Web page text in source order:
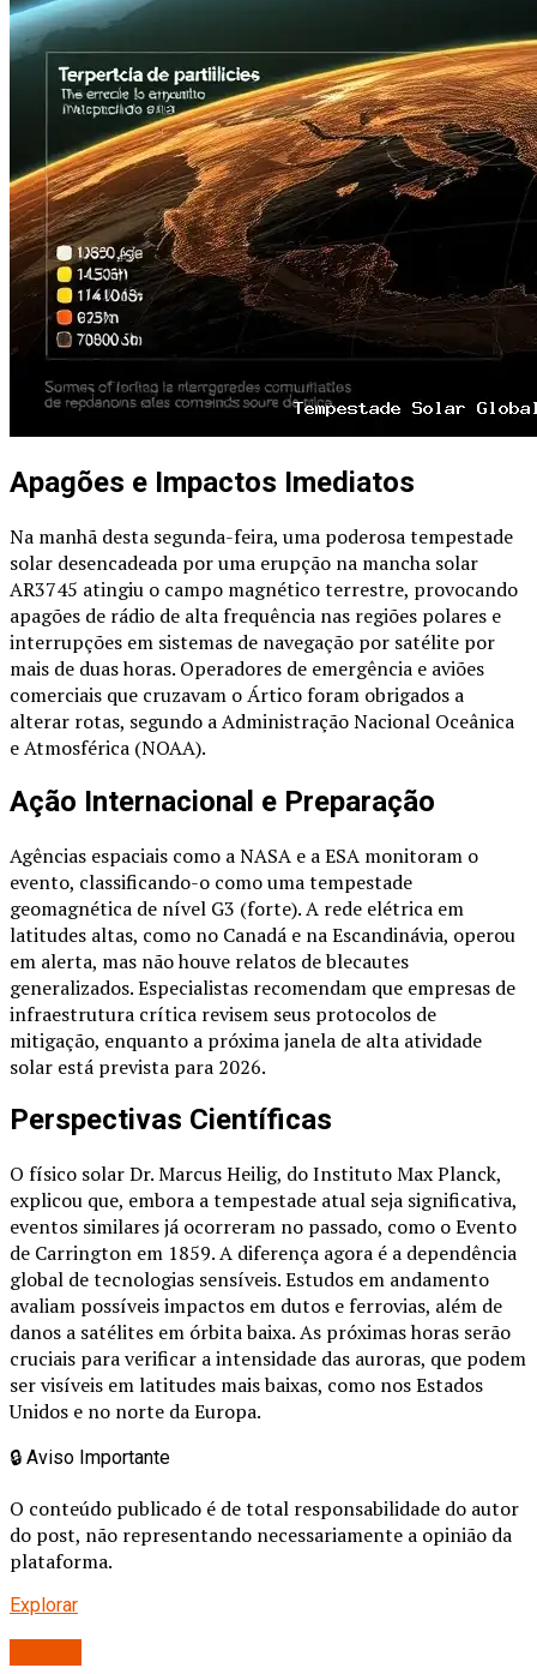
Apagões e Impactos Imediatos
Na manhã desta segunda-feira, uma poderosa tempestade
solar desencadeada por uma erupção na mancha solar
AR3745 atingiu o campo magnético terrestre, provocando
apagões de rádio de alta frequência nas regiões polares e
interrupções em sistemas de navegação por satélite por
mais de duas horas. Operadores de emergência e aviões
comerciais que cruzavam o Ártico foram obrigados a
alterar rotas, segundo a Administração Nacional Oceânica
e Atmosférica (NOAA).
Ação Internacional e Preparação
Agências espaciais como a NASA e a ESA monitoram o
evento, classificando-o como uma tempestade
geomagnética de nível G3 (forte). A rede elétrica em
latitudes altas, como no Canadá e na Escandinávia, operou
em alerta, mas não houve relatos de blecautes
generalizados. Especialistas recomendam que empresas de
infraestrutura crítica revisem seus protocolos de
mitigação, enquanto a próxima janela de alta atividade
solar está prevista para 2026.
Perspectivas Científicas
O físico solar Dr. Marcus Heilig, do Instituto Max Planck,
explicou que, embora a tempestade atual seja significativa,
eventos similares já ocorreram no passado, como o Evento
de Carrington em 1859. A diferença agora é a dependência
global de tecnologias sensíveis. Estudos em andamento
avaliam possíveis impactos em dutos e ferrovias, além de
danos a satélites em órbita baixa. As próximas horas serão
cruciais para verificar a intensidade das auroras, que podem
ser visíveis em latitudes mais baixas, como nos Estados
Unidos e no norte da Europa.
🔒 Aviso Importante
O conteúdo publicado é de total responsabilidade do autor
do post, não representando necessariamente a opinião da
plataforma.
Explorar